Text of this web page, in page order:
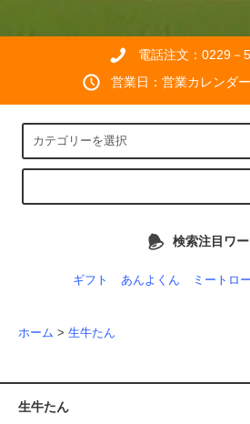
電話注文：0229－
営業日：営業カレンダ
検索注目ワ
ギフト あんよくん ミートロ
ホーム > 生牛たん
生牛たん